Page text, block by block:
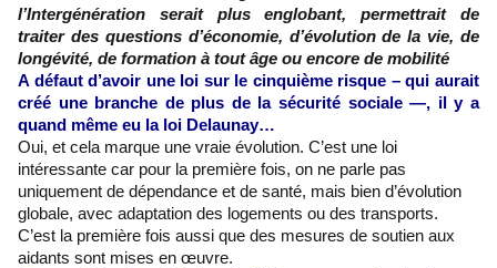
l’Intergénération serait plus englobant, permettrait de
traiter des questions d’économie, d’évolution de la vie, de
longévité, de formation à tout âge ou encore de mobilité
A défaut d’avoir une loi sur le cinquième risque – qui aurait
créé une branche de plus de la sécurité sociale —, il y a
quand même eu la loi Delaunay…
Oui, et cela marque une vraie évolution. C’est une loi
intéressante car pour la première fois, on ne parle pas
uniquement de dépendance et de santé, mais bien d’évolution
globale, avec adaptation des logements ou des transports.
C’est la première fois aussi que des mesures de soutien aux
aidants sont mises en œuvre.